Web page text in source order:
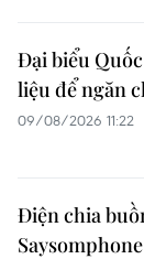
Đại biểu
liệu để ngăn
09/08/2026 11:22
Điện chia